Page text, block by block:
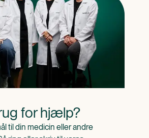
for hjælp?
til din medicin eller andre